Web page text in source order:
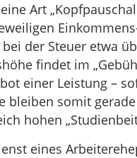
Art
der Steuer etwa
findet im
einer Leistung –
bleiben somit
hohen
eines